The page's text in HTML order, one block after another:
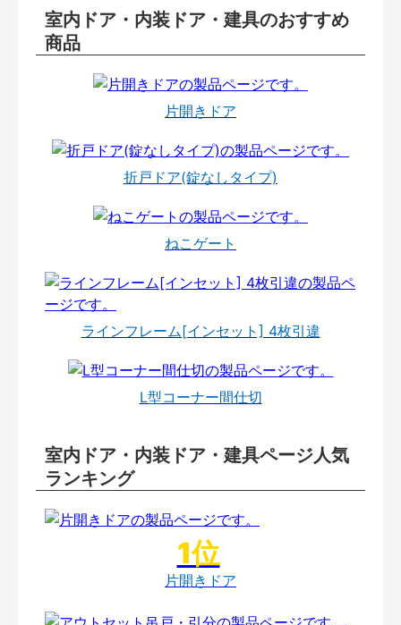
室内ドア・内装ドア・建具のおすすめ
商品
片開きドア
折戸ドア(錠なしタイプ)
ねこゲート
ラインフレーム[インセット] 4枚引違
L型コーナー間仕切
室内ドア・内装ドア・建具ページ人気
ランキング
片開きドア